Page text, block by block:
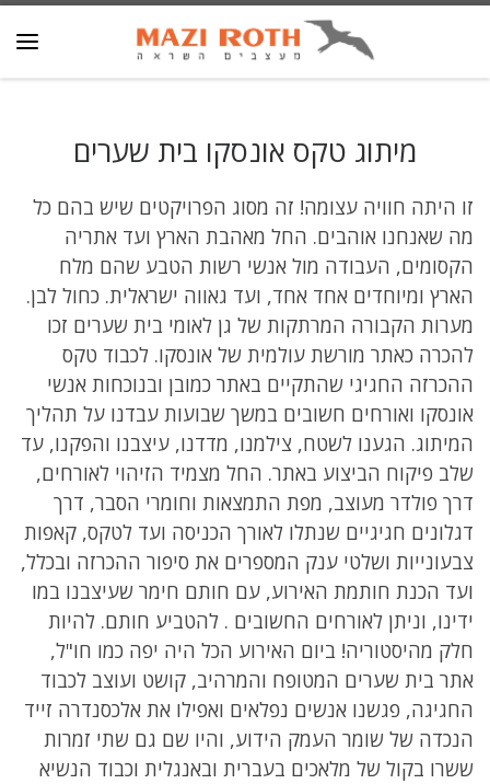
דלג לתוכן
Search
מיתוג טקס אונסקו בית שערים
זו היתה חוויה עצומה! זה מסוג הפרויקטים שיש בהם כל
מה שאנחנו אוהבים. החל מאהבת הארץ ועד אתריה
הקסומים, העבודה מול אנשי רשות הטבע שהם מלח
הארץ ומיוחדים אחד אחד, ועד גאווה ישראלית. כחול לבן.
מערות הקבורה המרתקות של גן לאומי בית שערים זכו
להכרה כאתר מורשת עולמית של אונסקו. לכבוד טקס
ההכרזה החגיגי שהתקיים באתר כמובן ובנוכחות אנשי
אונסקו ואורחים חשובים במשך שבועות עבדנו על תהליך
המיתוג. הגענו לשטח, צילמנו, מדדנו, עיצבנו והפקנו, עד
שלב פיקוח הביצוע באתר. החל מצמיד הזיהוי לאורחים,
דרך פולדר מעוצב, מפת התמצאות וחומרי הסבר, דרך
דגלונים חגיגיים שנתלו לאורך הכניסה ועד לטקס, קאפות
צבעונייות ושלטי ענק המספרים את סיפור ההכרזה ובכלל,
ועד הכנת חותמת האירוע, עם חותם חימר שעיצבנו במו
ידינו, וניתן לאורחים החשובים . להטביע חותם. להיות
חלק מהיסטוריה! ביום האירוע הכל היה יפה כמו חו"ל,
אתר בית שערים המטופח והמרהיב, קושט ועוצב לכבוד
החגיגה, פגשנו אנשים נפלאים ואפילו את אלכסנדרה זייד
הנכדה של שומר העמק הידוע, והיו שם גם שתי זמרות
ששרו בקול של מלאכים בעברית ובאנגלית וכבוד הנשיא